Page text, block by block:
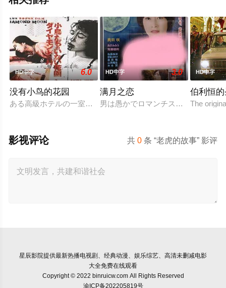
HD中字 6.0
没有小鸟的花园
ある高級ホテルの一室に3組のカップルが集まった。そこで彼
HD中字 3.0
满月之恋
男は愚かでロマンチスト、女はした
HD中字
伯利恒
The
共0 条 “老虎的故事” 影评
影视评论
星辰影院提供最新热播电视剧、经典动漫、娱乐综艺、高清未删减电影
大全免费在线观看
Copyright © 2022 binruicw.com All Rights Reserved
渝ICP备202205819号